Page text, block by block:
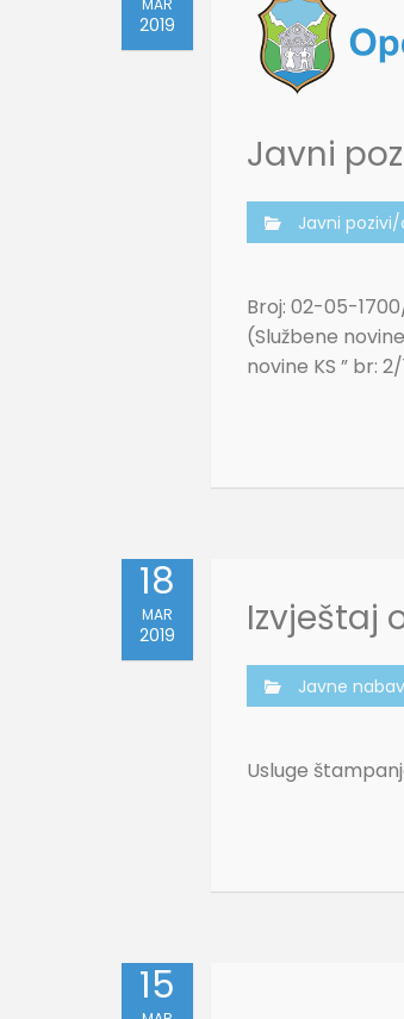
MAR
2019
Javni
Javni pozivi/
Broj: 02-05-
(Službene
novine KS ” br:
18
MAR
2019 Izvještaj
Javne
Usluge
15